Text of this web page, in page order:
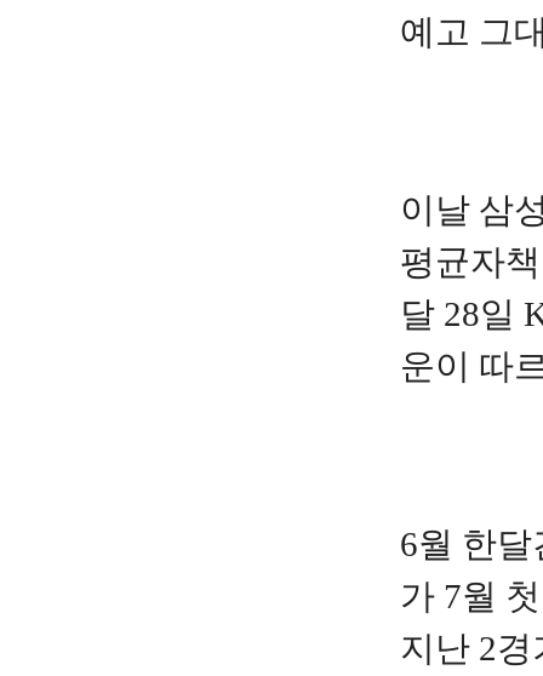
예고 그
이날 삼
평균자
달 28일
운이 따
6월 한
가 7월
지난 2